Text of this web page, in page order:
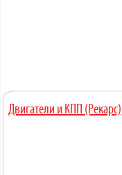
Двигатели и КПП (Рекарс)